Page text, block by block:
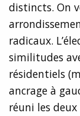
distincts. On
radicaux.
similitudes
résidentiels
ancrage à
réuni les